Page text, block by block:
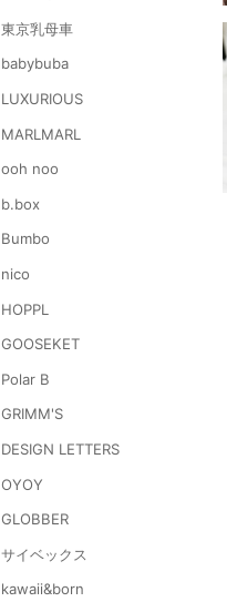
東京乳母車
babybuba
LUXURIOUS
MARLMARL
ooh noo
b.box
Bumbo
nico
HOPPL
GOOSEKET
Polar B
GRIMM'S
DESIGN LETTERS
OYOY
GLOBBER
サイベックス
kawaii&born